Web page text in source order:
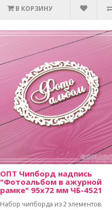
В КОРЗИНУ
ОПТ Чипборд надпись
"Фотоальбом в ажурной
рамке" 95х72 мм ЧБ-4521
Набор чипборда из 2 элементов.